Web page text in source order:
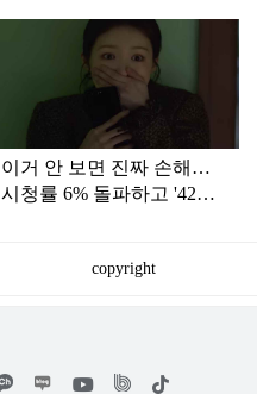
이거 안 보면 진짜 손해…
시청률 6% 돌파하고 '42개
copyright
위
틱